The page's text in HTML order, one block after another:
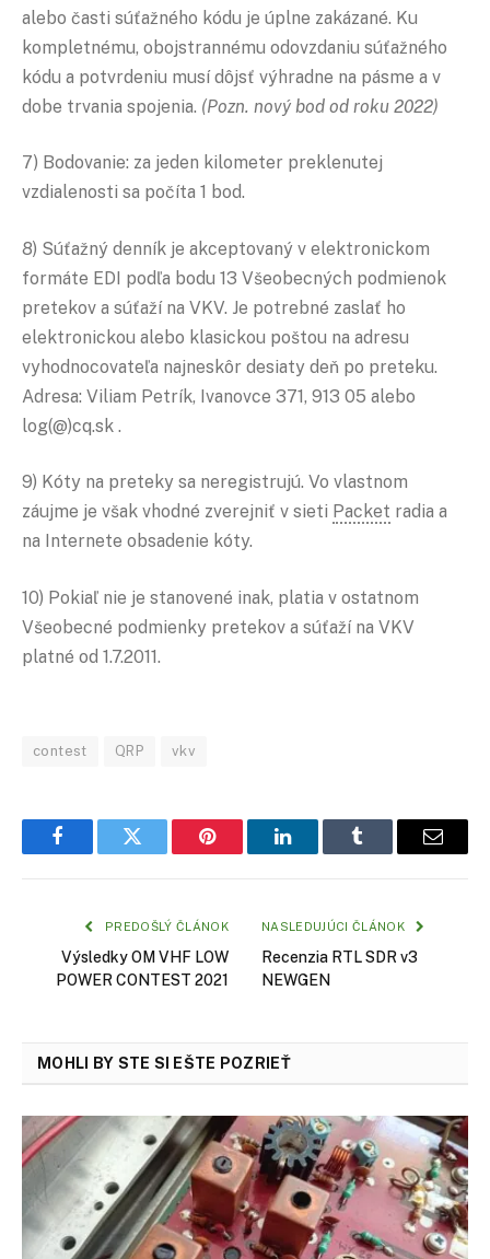
alebo časti súťažného kódu je úplne zakázané. Ku
kompletnému, obojstrannému odovzdaniu súťažného
kódu a potvrdeniu musí dôjsť výhradne na pásme a v
dobe trvania spojenia. (Pozn. nový bod od roku 2022)
7) Bodovanie: za jeden kilometer preklenutej
vzdialenosti sa počíta 1 bod.
8) Súťažný denník je akceptovaný v elektronickom
formáte EDI podľa bodu 13 Všeobecných podmienok
pretekov a súťaží na VKV. Je potrebné zaslať ho
elektronickou alebo klasickou poštou na adresu
vyhodnocovateľa najneskôr desiaty deň po preteku.
Adresa: Viliam Petrík, Ivanovce 371, 913 05 alebo
log(@)cq.sk .
9) Kóty na preteky sa neregistrujú. Vo vlastnom
záujme je však vhodné zverejniť v sieti Packet radia a
na Internete obsadenie kóty.
10) Pokiaľ nie je stanovené inak, platia v ostatnom
Všeobecné podmienky pretekov a súťaží na VKV
platné od 1.7.2011.
contest QRP vkv
FacebookTwitter Pinterest LinkedInTumblr Email
PREDOŠLÝ ČLÁNOK
Výsledky OM VHF LOW
POWER CONTEST 2021
NASLEDUJÚCI ČLÁNOK
Recenzia RTL SDR v3
NEWGEN
MOHLI BY STE SI EŠTE POZRIEŤ